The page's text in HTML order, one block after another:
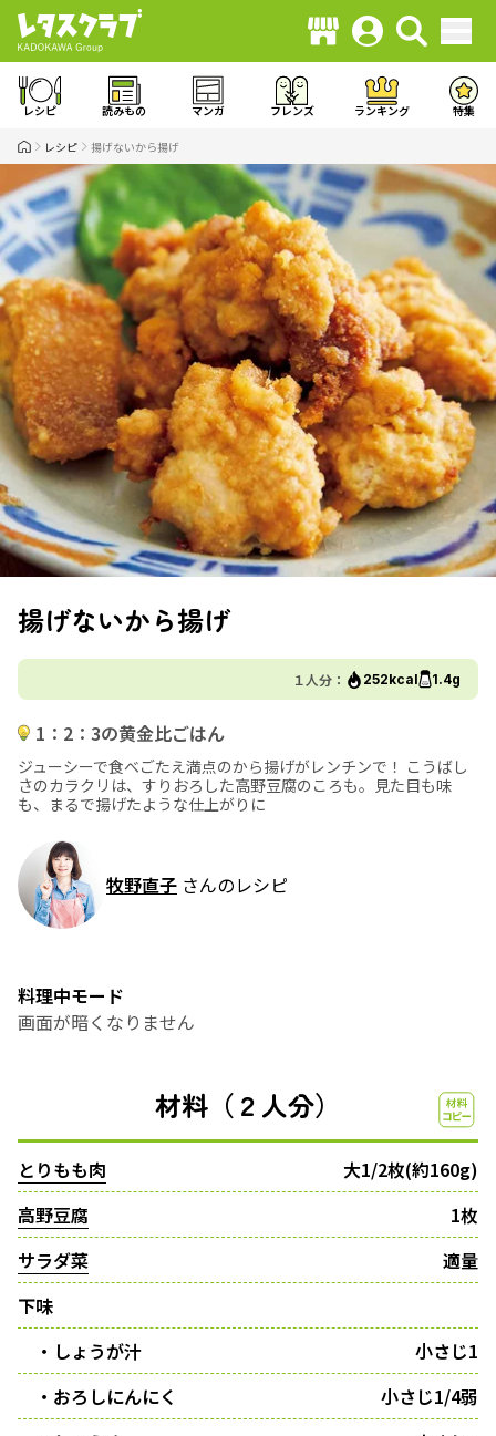
レシピ 読みもの マンガ フレンズ ランキング 特集
レシピ 揚げないから揚げ
揚げないから揚げ
１人分： 252kcal 1.4g
1：2：3の黄金比ごはん
ジューシーで食べごたえ満点のから揚げがレンチンで！ こうばし
さのカラクリは、すりおろした高野豆腐のころも。見た目も味
も、まるで揚げたような仕上がりに
牧野直子 さんのレシピ
料理中モード
画面が暗くなりません
材料（２人分）
とりもも肉
大1/2枚(約160g)
高野豆腐
1枚
サラダ菜
適量
下味
・しょうが汁
小さじ1
・おろしにんにく
小さじ1/4弱